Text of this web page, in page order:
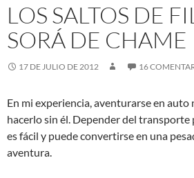
LOS SALTOS DE
SORÁ DE CHAME
17 DE JULIO DE 2012 16
En mi experiencia, aventurarse en auto
hacerlo sin él. Depender del transporte
es fácil y puede convertirse en una
aventura.